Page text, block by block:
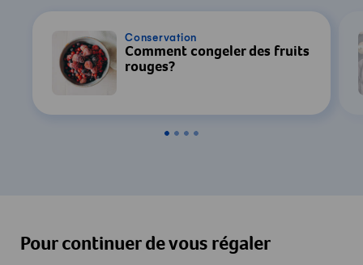
Conservation
Comment congeler des fruits
rouges?
Pour continuer de vous régaler